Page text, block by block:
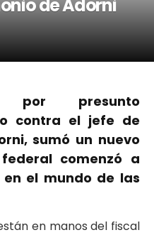
de Adorni
por presunto
contra el jefe de
sumó un nuevo
comenzó a
el mundo de las
en manos del fiscal